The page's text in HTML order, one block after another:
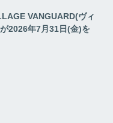
VANGUARD(ヴィ
2026年7月31日(金)を